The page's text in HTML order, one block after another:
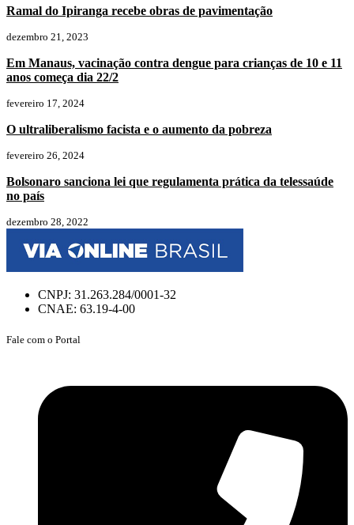
Ramal do Ipiranga recebe obras de pavimentação
dezembro 21, 2023
Em Manaus, vacinação contra dengue para crianças de 10 e 11
anos começa dia 22/2
fevereiro 17, 2024
O ultraliberalismo facista e o aumento da pobreza
fevereiro 26, 2024
Bolsonaro sanciona lei que regulamenta prática da telessaúde
no país
dezembro 28, 2022
CNPJ: 31.263.284/0001-32
CNAE: 63.19-4-00
Fale com o Portal